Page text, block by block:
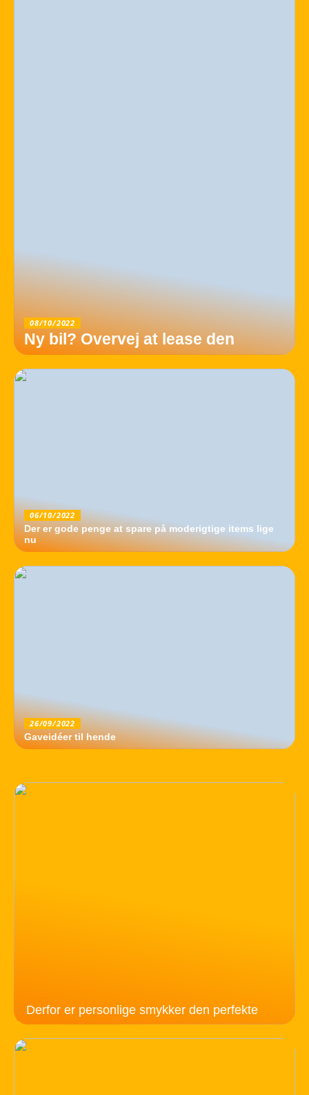
08/10/2022
Ny bil? Overvej at lease den
06/10/2022
Der er gode penge at spare på moderigtige items lige
nu
26/09/2022
Gaveidéer til hende
Derfor er personlige smykker den perfekte